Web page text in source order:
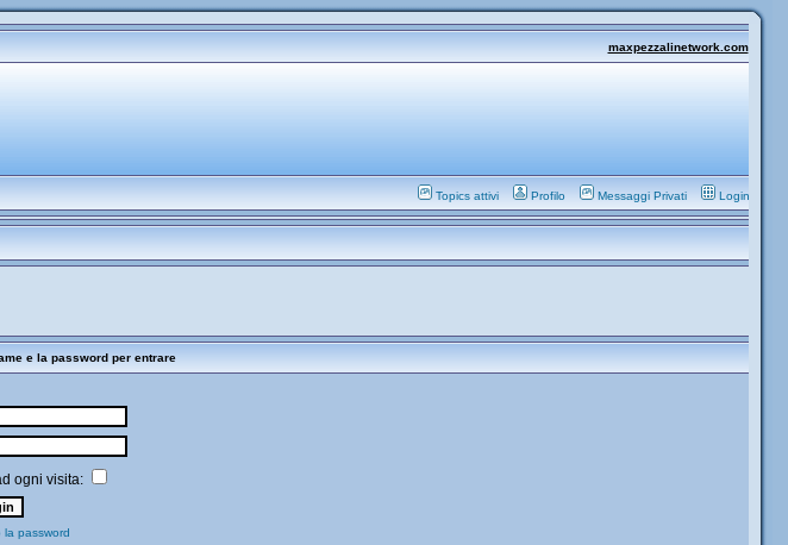
maxpezzalinetwork.com
Topics attivi Profilo Messaggi Privati Login
e la password per entrare
ogni visita:
la password